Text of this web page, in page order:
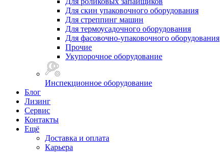
Для скин упаковочного оборудования
Для стреппинг машин
Для термоусадочного оборудования
Для фасовочно-упаковочного оборудования
Прочие
Укупорочное оборудование
Инспекционное оборудование
Блог
Лизинг
Сервис
Контакты
Ещё
Доставка и оплата
Карьера